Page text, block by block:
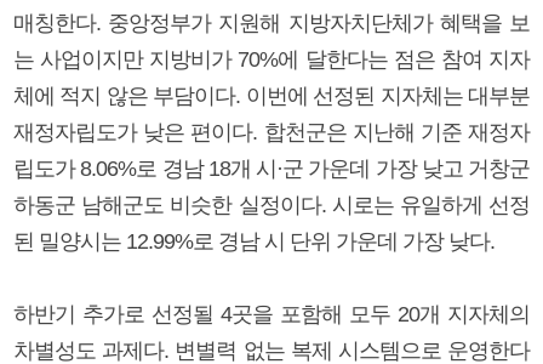
매칭한다. 중앙정부가 지원해 지방자치단체가 혜택을 보
는 사업이지만 지방비가 70%에 달한다는 점은 참여 지자
체에 적지 않은 부담이다. 이번에 선정된 지자체는 대부분
재정자립도가 낮은 편이다. 합천군은 지난해 기준 재정자
립도가 8.06%로 경남 18개 시·군 가운데 가장 낮고 거창군
하동군 남해군도 비슷한 실정이다. 시로는 유일하게 선정
된 밀양시는 12.99%로 경남 시 단위 가운데 가장 낮다.
하반기 추가로 선정될 4곳을 포함해 모두 20개 지자체의
차별성도 과제다. 변별력 없는 복제 시스템으로 운영한다